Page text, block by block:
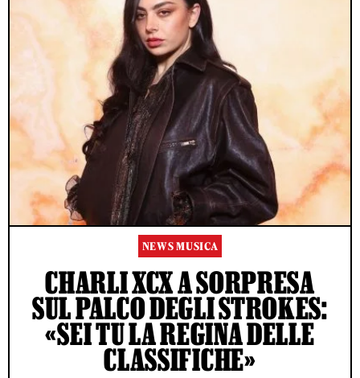
NEWS MUSICA
CHARLI XCX A SORPRESA
SUL PALCO DEGLI STROKES:
«SEI TU LA REGINA DELLE
CLASSIFICHE»